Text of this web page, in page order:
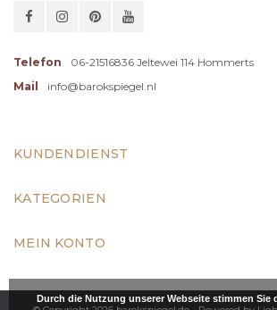
Telefon
06-21516836 Jeltewei 114 Hommerts
Mail
info@barokspiegel.nl
KUNDENDIENST
KATEGORIEN
MEIN KONTO
Durch die Nutzung unserer Webseite stimmen Sie